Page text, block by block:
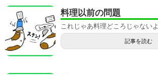
料理以前の問題
これじゃあ料理どころじゃないよ
記事を読む